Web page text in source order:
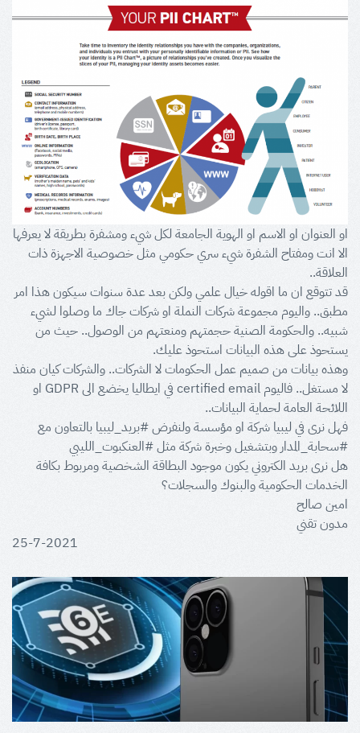
او العنوان او الاسم او الهوية الجامعة لكل شيء ومشفرة بطريقة لا يعرفها
الا انت ومفتاح الشفرة شيء سري حكومي مثل خصوصية الاجهزة ذات
العلاقة..
قد تتوقع ان ما اقوله خيال علمي ولكن بعد عدة سنوات سيكون هذا امر
مطبق.. واليوم مجموعة شركات النملة او شركات جاك ما وصلوا لشيء
شبيه.. والحكومة الصنية حجمتهم ومنعتهم من الوصول.. حيث من
يستحوذ على هذه البيانات استحوذ عليك.
وهذه بيانات من صميم عمل الحكومات لا الشركات.. والشركات كيان منفذ
لا مستغل.. فاليوم certified email في ايطاليا يخضع الى GDPR او
اللائحة العامة لحماية البيانات..
فهل نرى في ليبيا شركة او مؤسسة ولنفرض #بريد_ليبيا بالتعاون مع
#سحابة_المدار وبتشغيل وخبرة شركة مثل #العنكبوت_الليبي
هل نرى بريد الكتروني يكون موجود البطاقة الشخصية ومربوط بكافة
الخدمات الحكومية والبنوك والسجلات؟
امين صالح
مدون تقني
25-7-2021